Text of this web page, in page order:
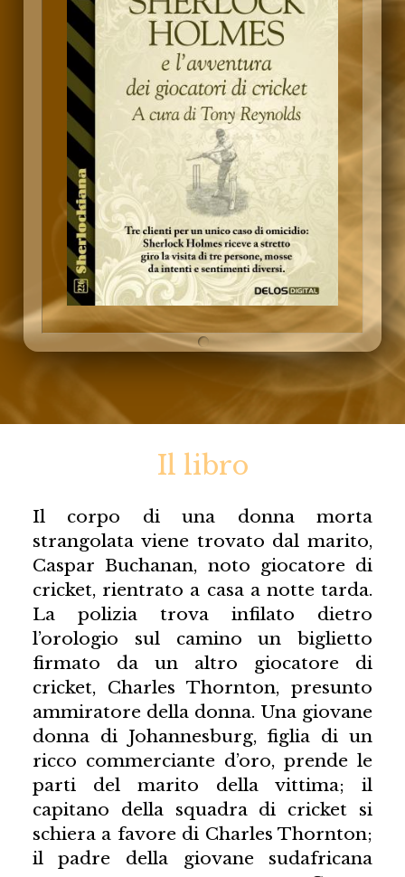
Il libro
Il corpo di una donna morta
strangolata viene trovato dal marito,
Caspar Buchanan, noto giocatore di
cricket, rientrato a casa a notte tarda.
La polizia trova infilato dietro
l’orologio sul camino un biglietto
firmato da un altro giocatore di
cricket, Charles Thornton, presunto
ammiratore della donna. Una giovane
donna di Johannesburg, figlia di un
ricco commerciante d’oro, prende le
parti del marito della vittima; il
capitano della squadra di cricket si
schiera a favore di Charles Thornton;
il padre della giovane sudafricana